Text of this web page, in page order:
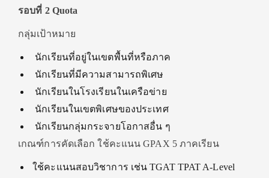
รอบที่ 2 Quota
กลุ่มเป้าหมาย
นักเรียนที่อยู่ในเขตพื้นที่หรือภาค
นักเรียนที่มีความสามารถพิเศษ
นักเรียนในโรงเรียนในเครือข่าย
นักเรียนในเขตพิเศษของประเทศ
นักเรียนกลุ่มกระจายโอกาสอื่น ๆ
เกณฑ์การคัดเลือกใช้คะแนน GPAX 5 ภาคเรียน
ใช้คะแนนสอบวิชาการ เช่น TGAT TPAT A-Level